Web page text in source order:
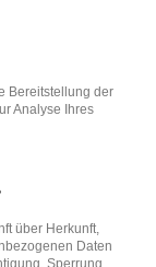
Bereitstellung der
Analyse Ihres
über Herkunft,
Daten
Sperrung